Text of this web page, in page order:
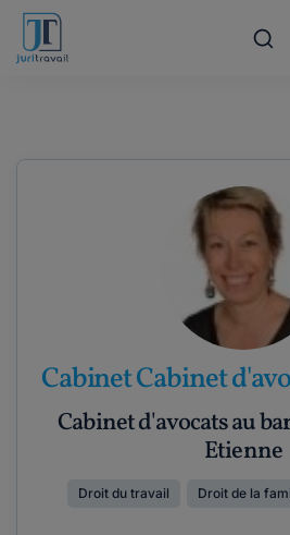
Cabinet Cabinet
Cabinet d'avocats au
Etienne
Droit du travail Droit de la